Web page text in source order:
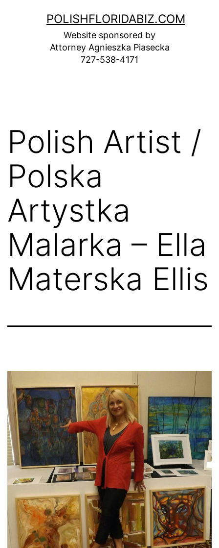
POLISHFLORIDABIZ.COM
Website sponsored by
Attorney Agnieszka Piasecka
727-538-4171
Polish Artist /
Polska
Artystka
Malarka – Ella
Materska Ellis